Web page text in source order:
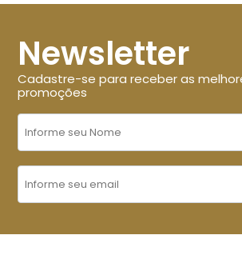
Newsletter
Cadastre-se para receber as
promoções